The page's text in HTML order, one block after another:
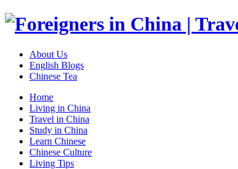
About Us
English Blogs
Chinese Tea
Home
Living in China
Travel in China
Study in China
Learn Chinese
Chinese Culture
Living Tips